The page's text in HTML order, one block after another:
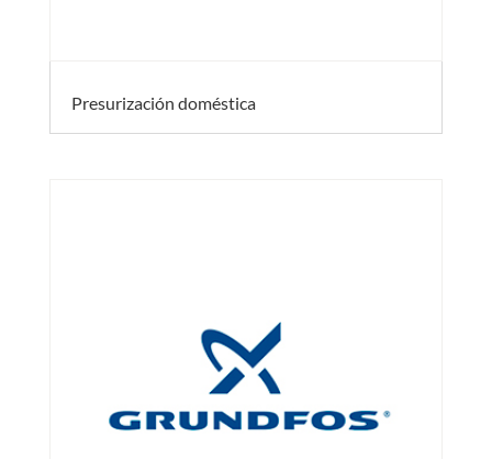
Presurización doméstica